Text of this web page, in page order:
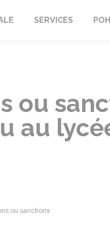
SERVICES
ou
au
ou sanctions